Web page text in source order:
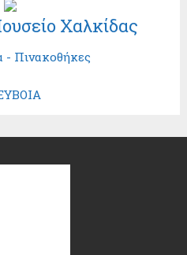
Χαλκίδας
- Πινακοθήκες